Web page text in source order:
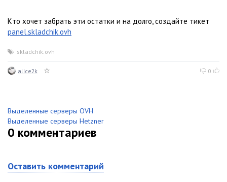
Кто хочет забрать эти остатки и на долго, создайте тикет
panel.skladchik.ovh
skladchik.ovh
alice2k 0
Выделенные серверы OVH
Выделенные серверы Hetzner
0 комментариев
Оставить комментарий